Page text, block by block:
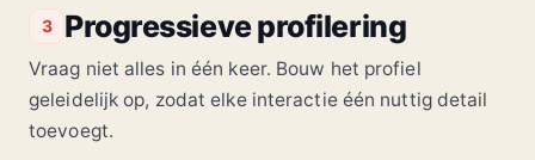
3 Progressieve profilering
Vraag niet alles in één keer. Bouw het profiel
geleidelijk op, zodat elke interactie één nuttig detail
toevoegt.